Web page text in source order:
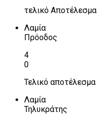
τελικό Αποτέλεσμα
Λαμία
Πρόοδος
4
0
Τελικό αποτέλεσμα
Λαμία
Τηλυκράτης